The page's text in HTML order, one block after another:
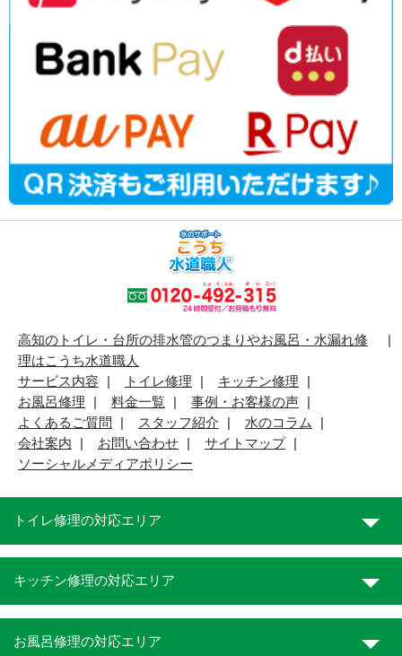
高知のトイレ・台所の排水管のつまりやお風呂・水漏れ修
理はこうち水道職人
サービス内容
トイレ修理
キッチン修理
お風呂修理
料金一覧
事例・お客様の声
よくあるご質問
スタッフ紹介
水のコラム
会社案内
お問い合わせ
サイトマップ
ソーシャルメディアポリシー
トイレ修理の対応エリア
キッチン修理の対応エリア
お風呂修理の対応エリア